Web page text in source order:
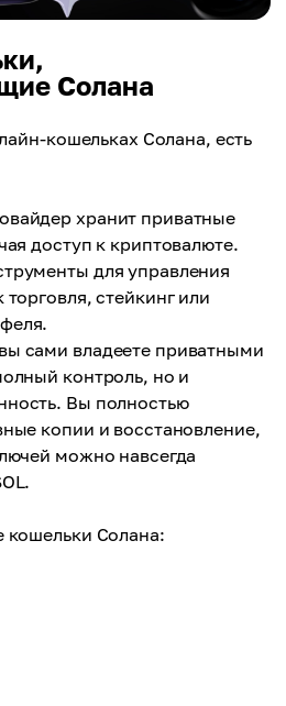
Солана
кошельках Солана, есть
хранит приватные
доступ к криптовалюте.
для управления
стейкинг или
вы сами владеете приватными
контроль, но и
Вы полностью
копии и восстановление,
можно навсегда
кошельки Солана: